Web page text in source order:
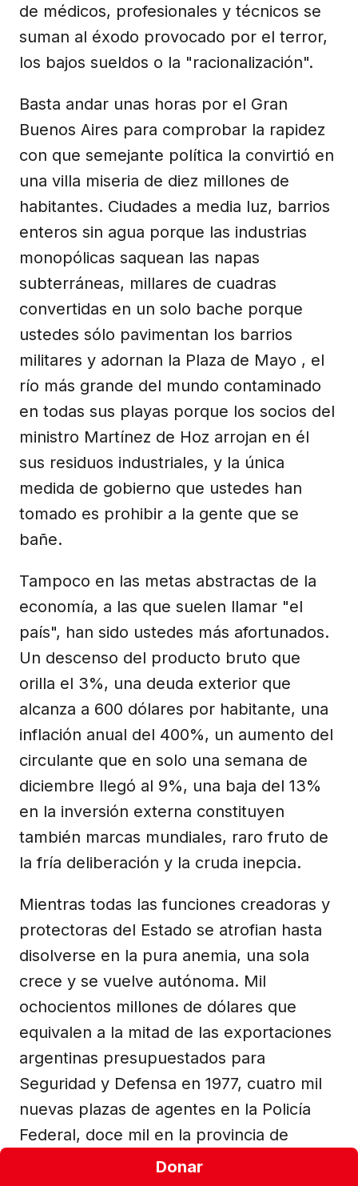
Donar
de médicos, profesionales y técnicos se
suman al éxodo provocado por el terror,
los bajos sueldos o la "racionalización".
Basta andar unas horas por el Gran
Buenos Aires para comprobar la rapidez
con que semejante política la convirtió en
una villa miseria de diez millones de
habitantes. Ciudades a media luz, barrios
enteros sin agua porque las industrias
monopólicas saquean las napas
subterráneas, millares de cuadras
convertidas en un solo bache porque
ustedes sólo pavimentan los barrios
militares y adornan la Plaza de Mayo , el
río más grande del mundo contaminado
en todas sus playas porque los socios del
ministro Martínez de Hoz arrojan en él
sus residuos industriales, y la única
medida de gobierno que ustedes han
tomado es prohibir a la gente que se
bañe.
Tampoco en las metas abstractas de la
economía, a las que suelen llamar "el
país", han sido ustedes más afortunados.
Un descenso del producto bruto que
orilla el 3%, una deuda exterior que
alcanza a 600 dólares por habitante, una
inflación anual del 400%, un aumento del
circulante que en solo una semana de
diciembre llegó al 9%, una baja del 13%
en la inversión externa constituyen
también marcas mundiales, raro fruto de
la fría deliberación y la cruda inepcia.
Mientras todas las funciones creadoras y
protectoras del Estado se atrofian hasta
disolverse en la pura anemia, una sola
crece y se vuelve autónoma. Mil
ochocientos millones de dólares que
equivalen a la mitad de las exportaciones
argentinas presupuestados para
Seguridad y Defensa en 1977, cuatro mil
nuevas plazas de agentes en la Policía
Federal, doce mil en la provincia de
Buenos Aires con sueldos que duplican el